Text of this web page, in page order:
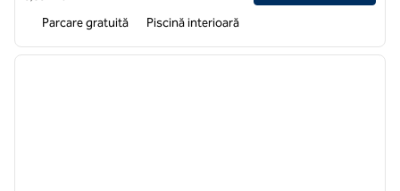
Parcare gratuită Piscină interioară
1 din 12